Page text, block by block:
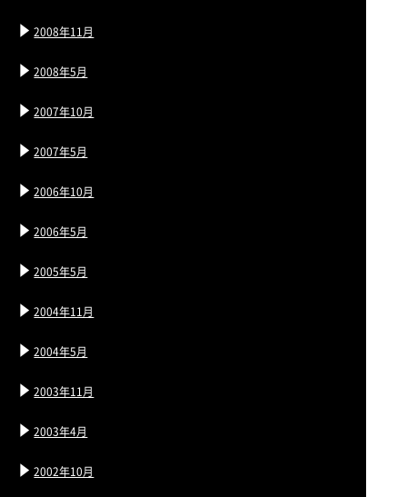
2008年11月
2008年5月
2007年10月
2007年5月
2006年10月
2006年5月
2005年5月
2004年11月
2004年5月
2003年11月
2003年4月
2002年10月